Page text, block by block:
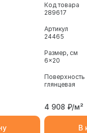
Код товара
289617
Артикул
24465
Размер, см
6x20
Поверхность
глянцевая
4 908 ₽/м²
В